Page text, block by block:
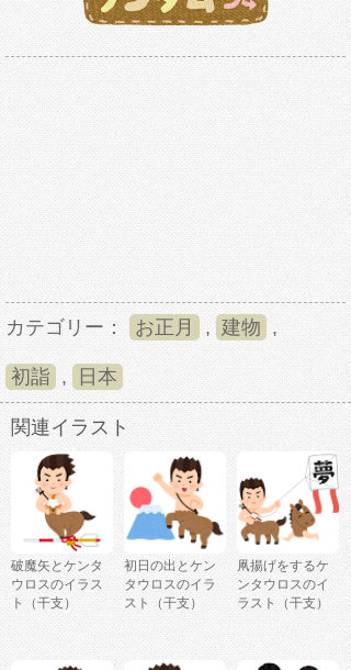
カテゴリー： お正月 , 建物 ,
初詣 , 日本
関連イラスト
破魔矢とケンタ
ウロスのイラス
ト（干支）
初日の出とケン
タウロスのイラ
スト（干支）
凧揚げをするケ
ンタウロスのイ
ラスト（干支）